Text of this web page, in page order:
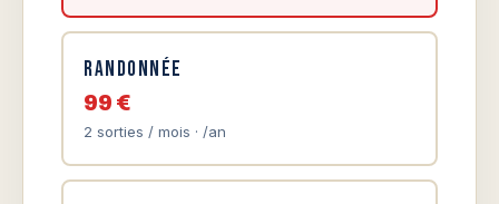
Randonnée
99 €
2 sorties / mois · /an